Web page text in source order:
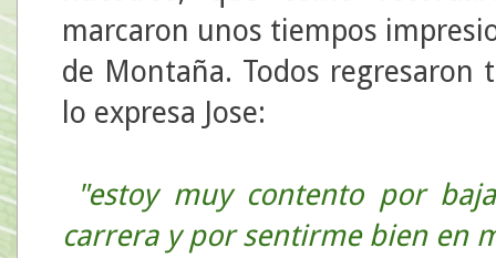
marcaron unos tiempos
de Montaña. Todos
lo expresa Jose:
"estoy muy contento por
carrera y por sentirme bien en